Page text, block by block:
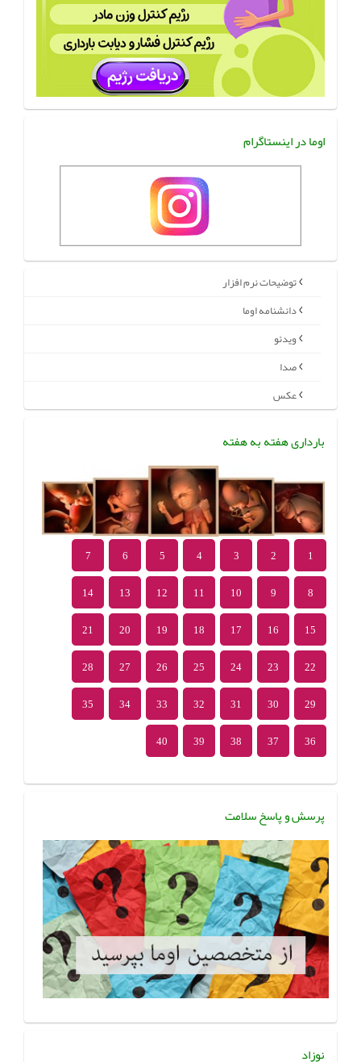
اوما در اینستاگرام
توضیحات نرم افزار
دانشنامه اوما
ویدئو
صدا
عکس
بارداری هفته به هفته
1
2
3
4
5
6
7
8
9
10
11
12
13
14
15
16
17
18
19
20
21
22
23
24
25
26
27
28
29
30
31
32
33
34
35
36
37
38
39
40
پرسش و پاسخ سلامت
نوزاد